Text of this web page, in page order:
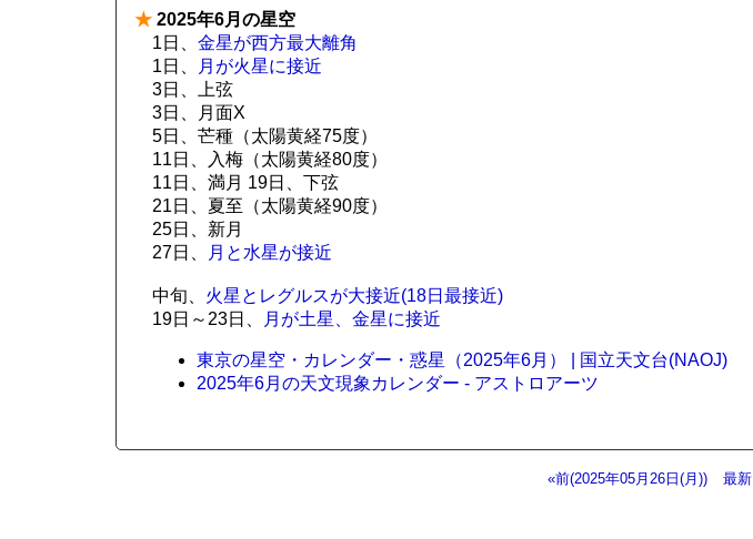
★ 2025年6月の星空
1日、 金星が西方最大離角
1日、
月が火星に接近
3日、上弦
3日、月面X
5日、芒種（太陽黄経75度）
11日、入梅（太陽黄経80度）
11日、満月 19日、下弦
21日、夏至（太陽黄経90度）
25日、新月
27日、
月と水星が接近
中旬、 火星とレグルスが大接近(18日最接近)
19日～23日、
月が土星、金星に接近
東京の星空・カレンダー・惑星（2025年6月） | 国立天文台(NAOJ)
2025年6月の天文現象カレンダー - アストロアーツ
«前(2025年05月26日(月)) 最新